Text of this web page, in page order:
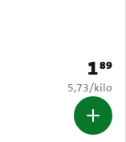
Prijs:
189
€ 5,73 per
5,73/kilo